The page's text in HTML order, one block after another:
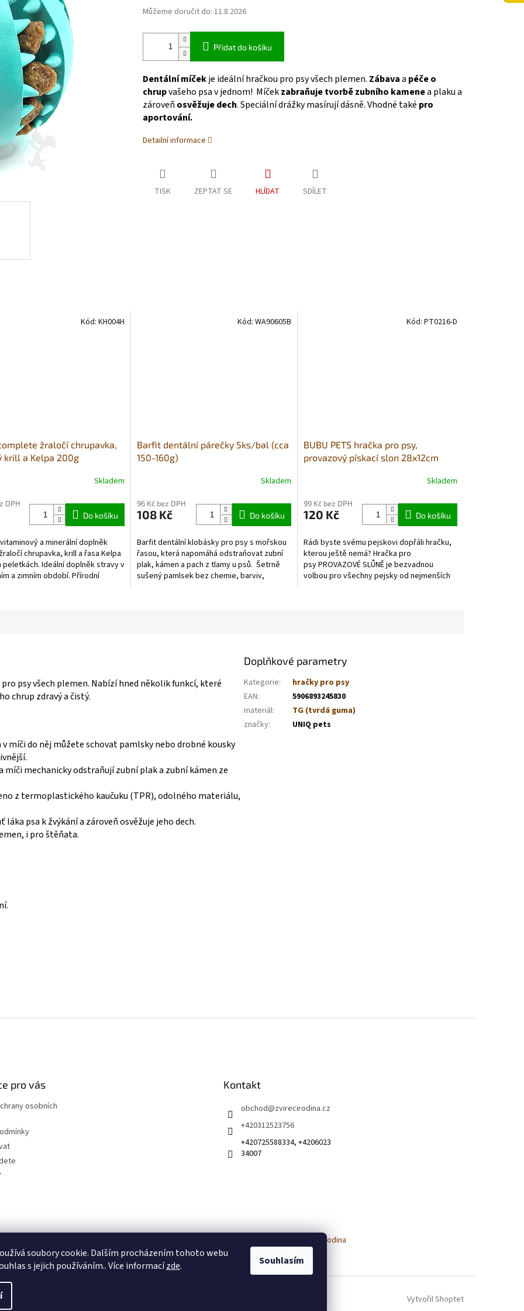
soubory cookie. Dalším procházením tohoto webu
s jejich používáním.. Více informacízde. Souhlasím
Můžeme doručit do: 11.8.2026
Přidat do košíku
Dentální míčekje ideální hračkou pro psy všech plemen. Zábavaa péče o
chrupvašeho psa v jednom! Míčekzabraňuje tvorbě zubního kamenea plaku a
zároveň osvěžuje dech. Speciální drážky masírují dásně. Vhodné také pro
aportování.
Detailní informace
TISK ZEPTAT SE HLÍDAT SDÍLET
žraločí chrupavka,
krill a Kelpa 200g
Skladem
DPH
Do košíku
a minerální doplněk
chrupavka, krill a řasa Kelpa
peletkách. Ideální doplněk stravy v
a zimním období. Přírodní
Kód: KH004H
Barfit dentální párečky 5ks/bal (cca
150-160g)
produktu
je
z
5
hvězdiček.
Skladem
96 Kč bez DPH
108 Kč Do košíku
Barfit dentální klobásky pro psy s mořskou
řasou, která napomáhá odstraňovat zubní
plak, kámen a pach z tlamy u psů. Šetrně
sušený pamlsek bez chemie, barviv,
Kód: WA90605B
BUBU PETS hračka pro psy,
provazový pískací slon 28x12cm
produktu
je
z
5
hvězdiček.
Skladem
99 Kč bez DPH
120 Kč Do košíku
Rádi byste svému pejskovi dopřáli hračku,
kterou ještě nemá? Hračka pro
psy PROVAZOVÉ SLŮNĚ je bezvadnou
volbou pro všechny pejsky od nejmenších
Kód: PT0216-D
psy všech plemen. Nabízí hned několik funkcí, které
chrup zdravý a čistý.
míči do něj můžete schovat pamlsky nebo drobné kousky
míči mechanicky odstraňují zubní plak a zubní kámen ze
z termoplastického kaučuku (TPR), odolného materiálu,
psa k žvýkání a zároveň osvěžuje jeho dech.
i pro štěňata.
Doplňkové parametry
Kategorie:
hračky pro psy
EAN:
5906893245830
materiál:
TG (tvrdá guma)
značky: UNIQ pets
pro vás
osobních
Kontakt
obchod@zvirecirodina.cz
+420312523756
+420725588334, +4206023
34007
sociálních sítích
Vytvořil Shoptet